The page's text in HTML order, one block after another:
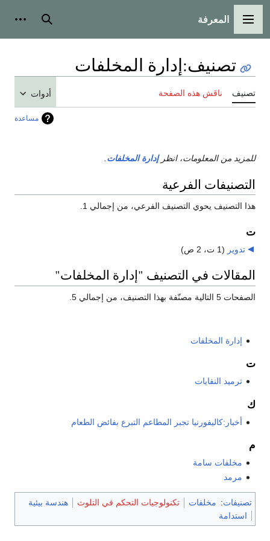
القائمة الرئيسية
المعرفة بحث
تصنيف:إدارة المخلفات
تصنيف ناقش هذه الصفحة أدوات
مساعدة
للمزيد من المعلومات، انظرإدارة المخلفات
التصنيفات الفرعية
هذا التصنيف يحوي التصنيف الفرعي، من إجمالي 1.
ت
تدوير (1 ت، 2 ص)
المقالات في التصنيف "إدارة المخلفات"
الصفحات 5 التالية مصنّفة بهذا التصنيف، من إجمالي 5.
إدارة المخلفات
ت
ترميد النفايات
ك
أخبار:كاليفورنيا تجبر المطاعم التبرع بفائض الطعام
م
مخلفات سامة
مرمد
تصنيفات: مخلفات تكنولوجيات التحكم في التلوث
هندسة بيئية
استدامة